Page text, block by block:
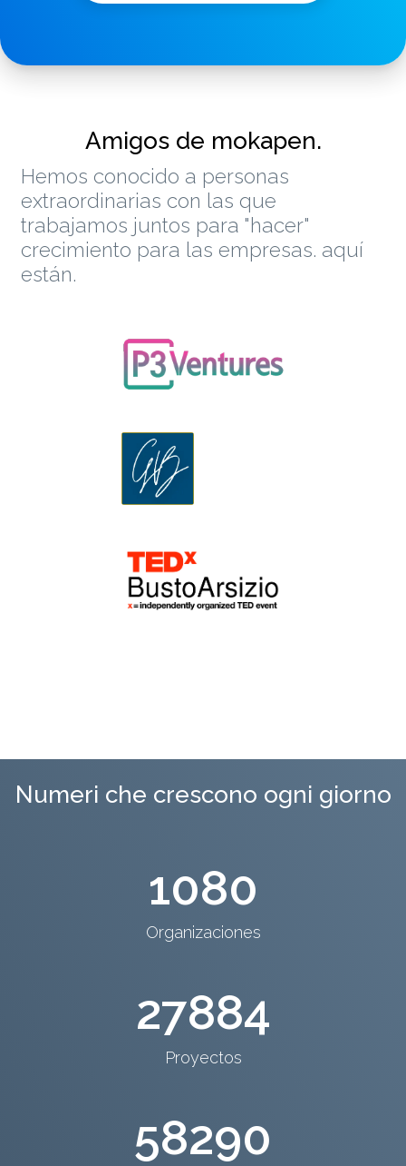
Amigos de mokapen.
Hemos conocido a personas
extraordinarias con las que
trabajamos juntos para "hacer"
crecimiento para las empresas. aquí
están.
Numeri che crescono ogni giorno
1080
Organizaciones
27884
Proyectos
58290